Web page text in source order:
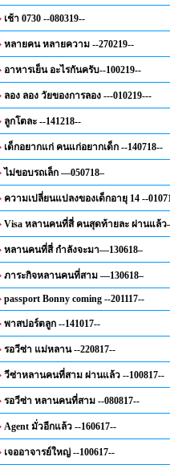
เช้า 0730 --080319--
หลายคน หลายความ --270219--
อาหารเย็น อะไรกันครับ--100219--
ลอง ลอง วัยของการลอง ---010219---
ลูกโตละ --141218--
เด็กอยากแก่ คนแก่อยากเด็ก --140718--
ไม่ขอบรถเล็ก —050718–
ความเปลี่ยนแปลงของเด็กอายุ 14 --
Visa หลานคนที่สี่ คนสุดท้ายละ ผ่านแล้ว
หลานคนที่สี่ กำลังจะมา—130618–
ภาระกิจหลานคนที่สาม —130618–
passport Bonny coming --201117--
พาสปอร์ตลูก --141017--
รอวีซ่า แม่หลาน --220817--
วีซ่าหลานคนที่สาม ผ่านแล้ว --100817--
รอวีซ่า หลานคนที่สาม --080817--
Agent มั่วอีกแล้ว --160617--
เจออาจารย์ใหญ่ --100617--